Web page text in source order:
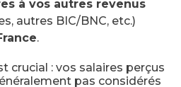
à vos autres revenus
autres BIC/BNC, etc.)
.
crucial : vos salaires perçus
pas considérés